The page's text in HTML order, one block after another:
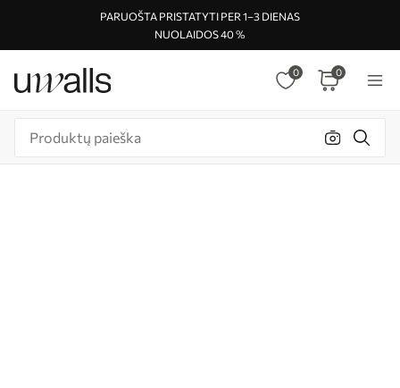
PARUOŠTA PRISTATYTI PER 1–3 DIENAS
NUOLAIDOS 40 %
0 0